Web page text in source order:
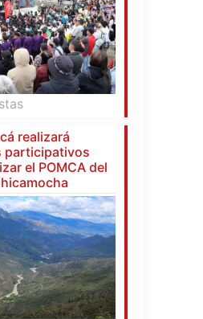
realizará
participativos
el POMCA del